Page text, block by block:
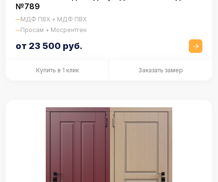
№789
МДФ ПВХ + МДФ ПВХ
Просам + Мосрентген
от 23 500 руб.
Купить в 1 клик Заказать замер